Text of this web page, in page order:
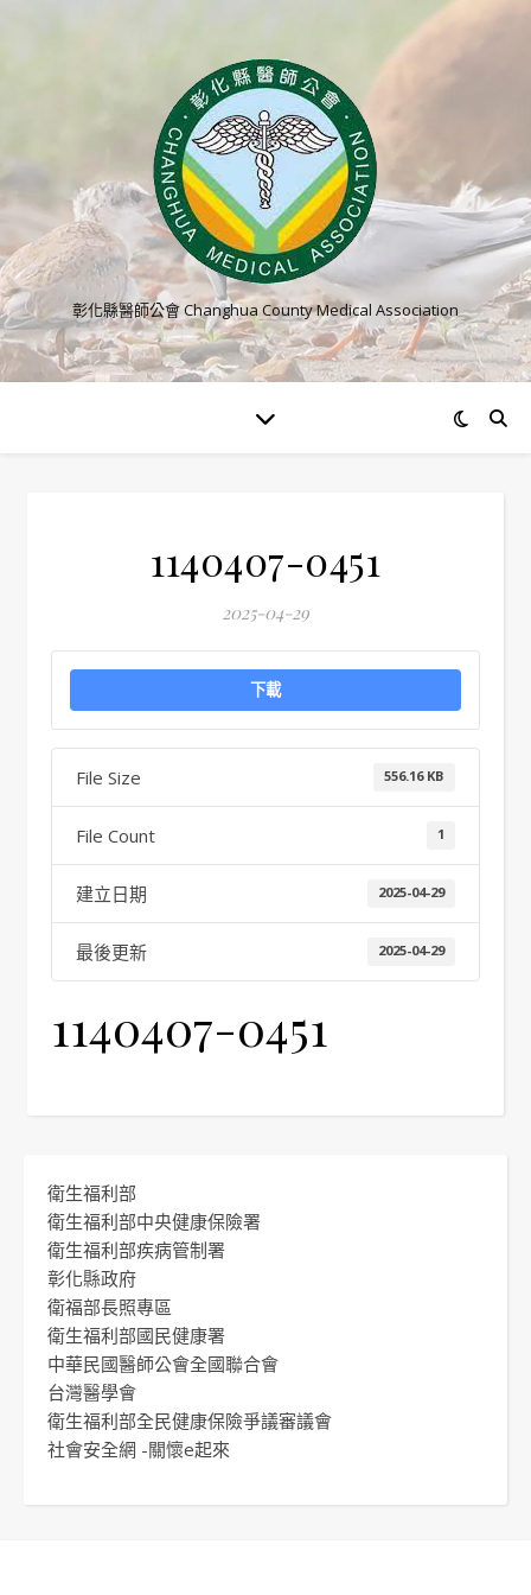
彰化縣醫師公會 Changhua County Medical Association
1140407-0451
2025-04-29
下載
File Size 556.16 KB
File Count 1
建立日期 2025-04-29
最後更新 2025-04-29
1140407-0451
衛生福利部
衛生福利部中央健康保險署
衛生福利部疾病管制署
彰化縣政府
衛福部長照專區
衛生福利部國民健康署
中華民國醫師公會全國聯合會
台灣醫學會
衛生福利部全民健康保險爭議審議會
社會安全網 -關懷e起來